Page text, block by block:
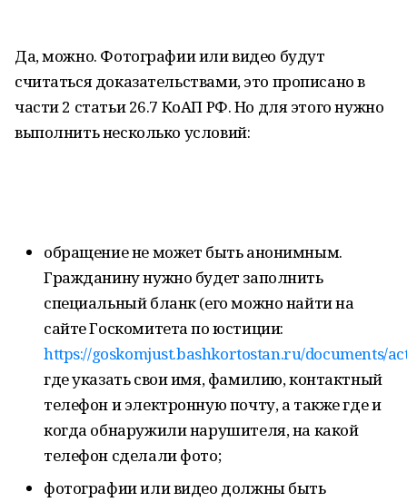
Да, можно. Фотографии или видео будут
считаться доказательствами, это прописано в
части 2 статьи 26.7 КоАП РФ. Но для этого нужно
выполнить несколько условий:
обращение не может быть анонимным.
Гражданину нужно будет заполнить
специальный бланк (его можно найти на
сайте Госкомитета по юстиции:
https://goskomjust.bashkortostan.ru/documents/
где указать свои имя, фамилию, контактный
телефон и электронную почту, а также где и
когда обнаружили нарушителя, на какой
телефон сделали фото;
фотографии или видео должны быть